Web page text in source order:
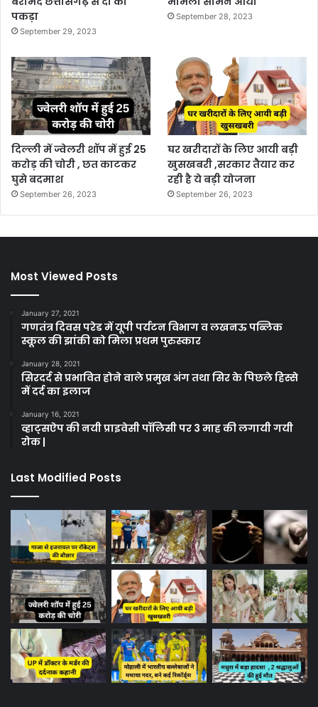
पकड़ा
September 29, 2023
September 28, 2023
दिल्ली में ज्वेलरी शॉप में हुई 25
करोड़ की चोरी , छत काटकर
घुसे बदमाश
September 26, 2023
घर खरीदारों के लिए आयी बड़ी
खुसखबरी ,सरकार तैयार कर
रही है ये बड़ी योजना
September 26, 2023
Most Viewed Posts
January 27, 2021
गणतंत्र दिवस परेड में यूपी पर्यटन विभाग व लखनऊ पब्लिक
स्कूल की झांकी को मिला प्रथम पुरुस्कार
January 28, 2021
सिरदर्द से प्रभावित होने वाले प्रमुख अंग तथा सिर के पिछले हिस्से
में दर्द का इलाज
January 16, 2021
व्हाट्सऐप की नयी प्राइवेसी पॉलिसी पर 3 माह की लगायी गयी
रोक |
Last Modified Posts